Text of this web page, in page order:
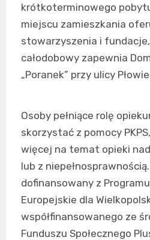
krótkoterminowego
miejscu zamieszkania
stowarzyszenia i
całodobowy zapewnia
„Poranek” przy ulicy
Osoby pełniące rolę
skorzystać z pomocy
więcej na temat opieki
lub z
dofinansowany z
Europejskie dla
współfinansowanego ze
Funduszu Społecznego